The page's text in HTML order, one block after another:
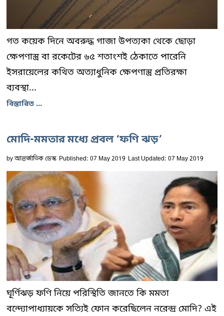
গত কয়েক দিনে অবরুদ্ধ গাজা উপত্যকা থেকে ছোড়া
ক্ষেপণাস্ত্র বা রকেটের ৬৫ শতাংশই ঠেকাতে পারেনি
ইসরায়েলের কথিত অত্যাধুনিক ক্ষেপণাস্ত্র প্রতিরক্ষা
ব্যবস্থা...
বিস্তারিত ...
মোদি-মমতার মধ্যে প্রবল ‘ফণি ঝড়’
byআন্তর্জাতিক ডেস্ক Published: 07 May 2019 Last Updated: 07 May 2019
ঘূর্ণিঝড় ফণি নিয়ে পরিস্থিতি জানতে কি মমতা
বন্দ্যোপাধ্যায়কে সত্যিই ফোন করেছিলেন নরেন্দ্র মোদি? এই